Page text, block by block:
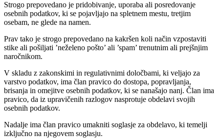
Strogo prepovedano je pridobivanje, uporaba ali posredovanje
osebnih podatkov, ki se pojavljajo na spletnem mestu, tretjim
osebam, ne glede na namen.
Prav tako je strogo prepovedano na kakršen koli način vzpostaviti
stike ali pošiljati ’neželeno pošto’ ali ’spam’ trenutnim ali prejšnjim
naročnikom.
V skladu z zakonskimi in regulativnimi določbami, ki veljajo za
varstvo podatkov, ima član pravico do dostopa, popravljanja,
brisanja in omejitve osebnih podatkov, ki se nanašajo nanj. Član ima
pravico, da iz upravičenih razlogov nasprotuje obdelavi svojih
osebnih podatkov.
Nadalje ima član pravico umakniti soglasje za obdelavo, ki temelji
izključno na njegovem soglasju.